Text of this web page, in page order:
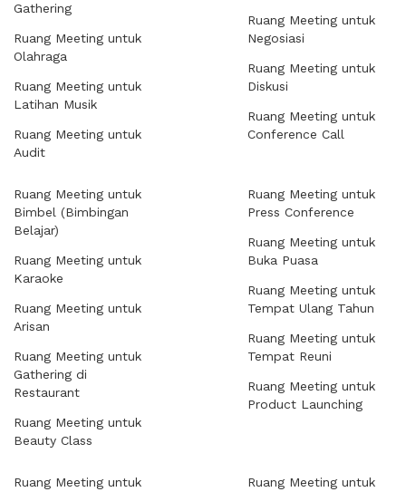
Gathering
Ruang Meeting untuk
Olahraga
Ruang Meeting untuk
Latihan Musik
Ruang Meeting untuk
Audit
Ruang Meeting untuk
Negosiasi
Ruang Meeting untuk
Diskusi
Ruang Meeting untuk
Conference Call
Ruang Meeting untuk
Bimbel (Bimbingan
Belajar)
Ruang Meeting untuk
Karaoke
Ruang Meeting untuk
Arisan
Ruang Meeting untuk
Gathering di
Restaurant
Ruang Meeting untuk
Beauty Class
Ruang Meeting untuk
Press Conference
Ruang Meeting untuk
Buka Puasa
Ruang Meeting untuk
Tempat Ulang Tahun
Ruang Meeting untuk
Tempat Reuni
Ruang Meeting untuk
Product Launching
Ruang Meeting untuk
Ruang Meeting untuk